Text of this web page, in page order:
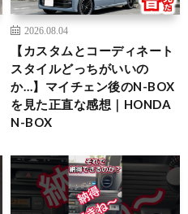
2026.08.04
【カスタムとコーディネート
スタイルどっちがいいの
か…】マイチェン後のN-BOX
を見た正直な感想｜HONDA
N-BOX